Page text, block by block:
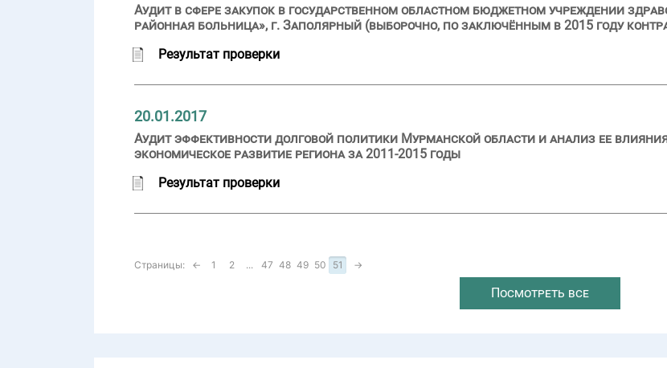
Аудит в сфере закупок в государственном областном бюджетном учреждении
районная больница», г. Заполярный (выборочно, по заключённым в 2015 году
Результат проверки
20.01.2017
Аудит эффективности долговой политики Мурманской области и анализ ее
экономическое развитие региона за 2011-2015 годы
Результат проверки
Страницы: ← 1 2 ... 47 48 49 50 51 →
Посмотреть все